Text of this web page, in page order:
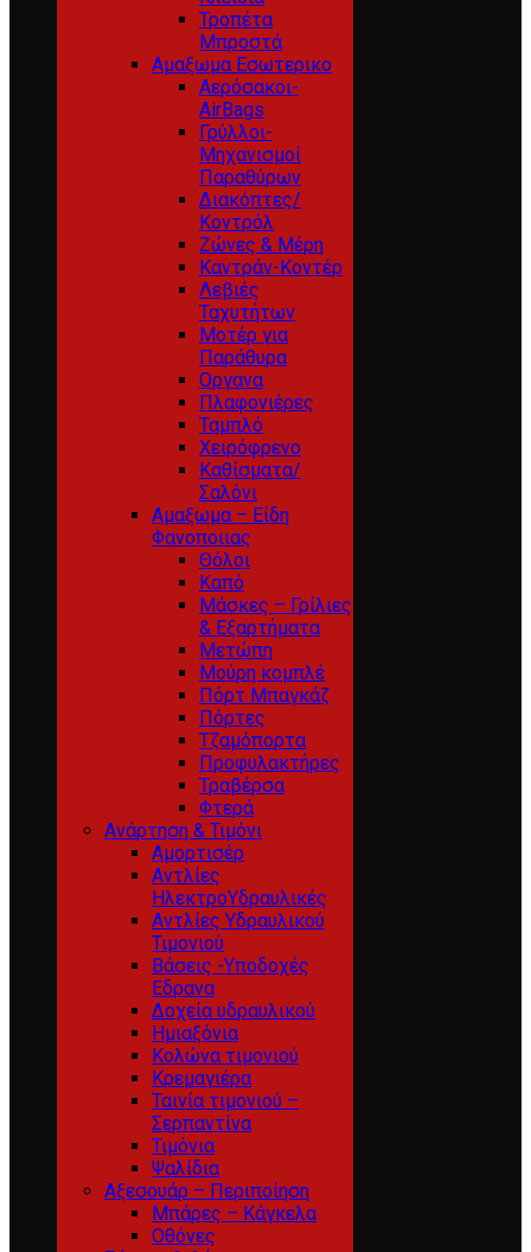
Τροπέτα
Μπροστά
Αμαξωμα Εσωτερικο
Αερόσακοι-
AirBags
Γρύλλοι-
Μηχανισμοί
Παραθύρων
Διακόπτες/
Κοντρόλ
Ζώνες & Μέρη
Καντράν-Κοντέρ
Λεβιές
Ταχυτήτων
Μοτέρ για
Παράθυρα
Οργανα
Πλαφονιέρες
Ταμπλό
Χειρόφρενο
Καθίσματα/
Σαλόνι
Αμαξωμα – Είδη
Φανοποιιας
Θόλοι
Καπό
Μάσκες – Γρίλιες
& Εξαρτήματα
Μετώπη
Μούρη κομπλέ
Πόρτ Μπαγκάζ
Πόρτες
Τζαμόπορτα
Προφυλακτήρες
Τραβέρσα
Φτερά
Ανάρτηση & Τιμόνι
Αμορτισέρ
Αντλίες
ΗλεκτροΥδραυλικές
Αντλίες Υδραυλικού
Τιμονιού
Βάσεις -Υποδοχές
Εδρανα
Δοχεία υδραυλικού
Ημιαξόνια
Κολώνα τιμονιού
Κρεμαγιέρα
Ταινία τιμονιού –
Σερπαντίνα
Τιμόνια
Ψαλίδια
Αξεσουάρ – Περιποίηση
Μπάρες – Κάγκελα
Οθόνες